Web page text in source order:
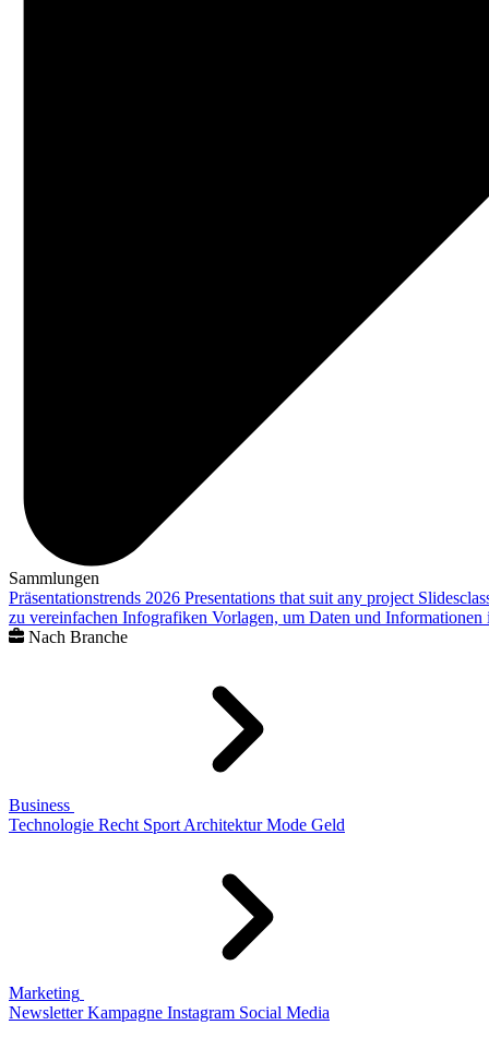
Sammlungen
Präsentationstrends 2026 Presentations that suit any project
zu vereinfachen Infografiken Vorlagen, um Daten und
Nach Branche
Business
Technologie Recht Sport Architektur Mode Geld
Marketing
Newsletter Kampagne Instagram Social Media